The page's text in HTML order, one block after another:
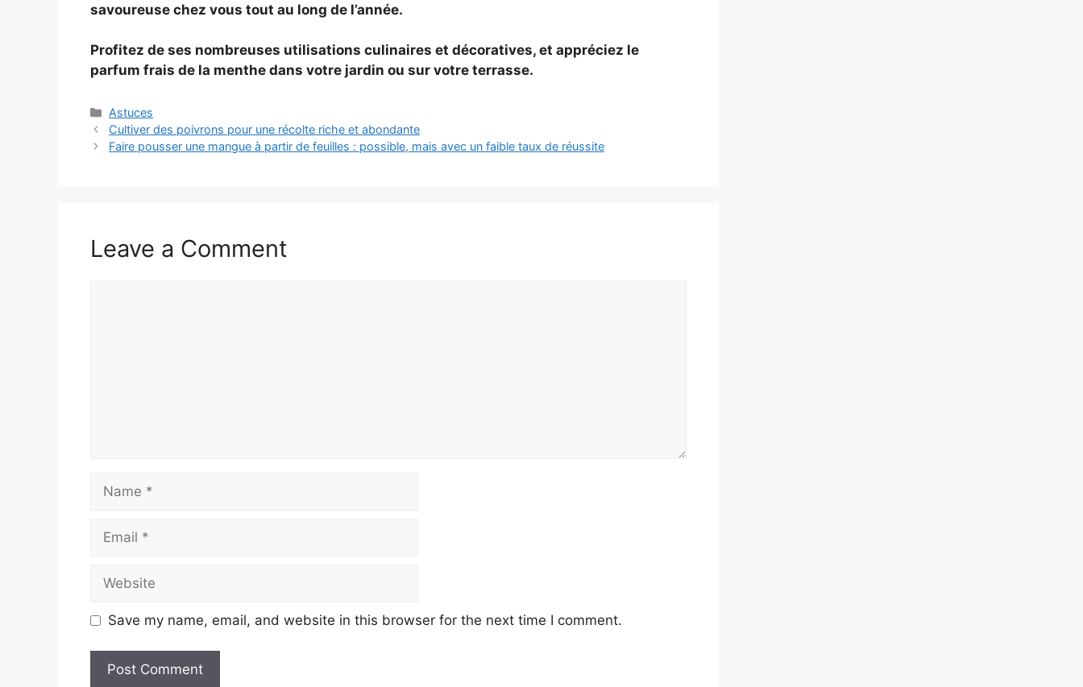
savoureuse chez vous tout au long de l’année.
Profitez de ses nombreuses utilisations culinaires et décoratives, et appréciez le
parfum frais de la menthe dans votre jardin ou sur votre terrasse.
Categories
Astuces
Cultiver des poivrons pour une récolte riche et abondante
Faire pousser une mangue à partir de feuilles : possible, mais avec un faible taux de réussite
Leave a Comment
Save my name, email, and website in this browser for the next time I comment.